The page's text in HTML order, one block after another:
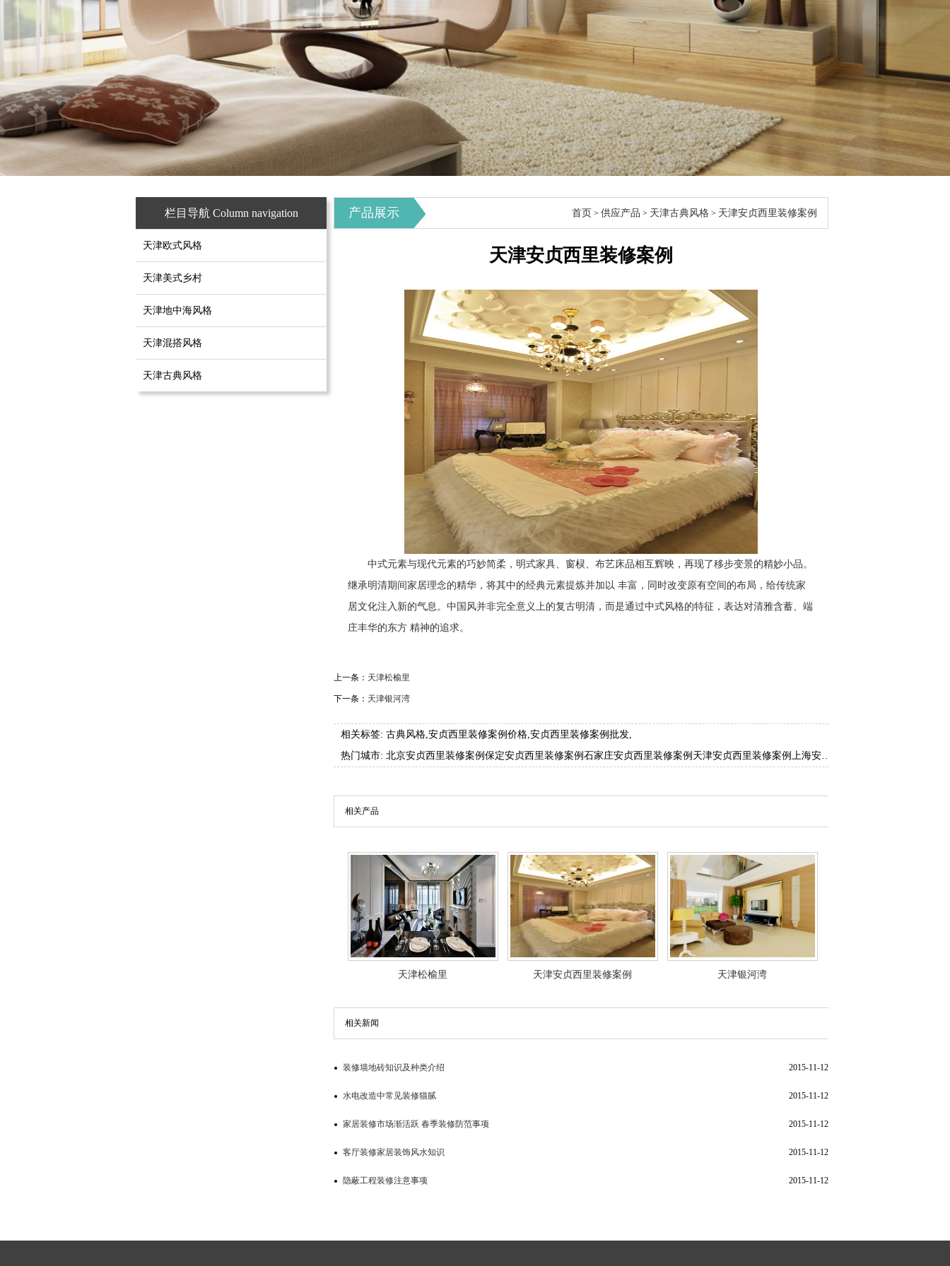
栏目导航 Column navigation
天津欧式风格
天津美式乡村
天津地中海风格
天津混搭风格
天津古典风格
产品展示 首页 > 供应产品 > 天津古典风格 > 天津安贞西里装修案例
天津安贞西里装修案例
中式元素与现代元素的巧妙简柔，明式家具、窗棂、布艺床品相互辉映，再现了移步变景的精妙小品。
继承明清期间家居理念的精华，将其中的经典元素提炼并加以 丰富，同时改变原有空间的布局，给传统家
居文化注入新的气息。中国风并非完全意义上的复古明清，而是通过中式风格的特征，表达对清雅含蓄、端
庄丰华的东方 精神的追求。
上一条： 天津松榆里
下一条： 天津银河湾
相关标签: 古典风格 安贞西里装修案例价格 安贞西里装修案例批发
热门城市: 北京安贞西里装修案例 保定安贞西里装修案例 石家庄安贞西里装修案例 天津安贞西里装修案例 上海安贞西里装修案例
相关产品
天津松榆里 天津安贞西里装修案例 天津银河湾
相关新闻
装修墙地砖知识及种类介绍 2015-11-12
水电改造中常见装修猫腻 2015-11-12
家居装修市场渐活跃 春季装修防范事项 2015-11-12
客厅装修家居装饰风水知识 2015-11-12
隐蔽工程装修注意事项 2015-11-12